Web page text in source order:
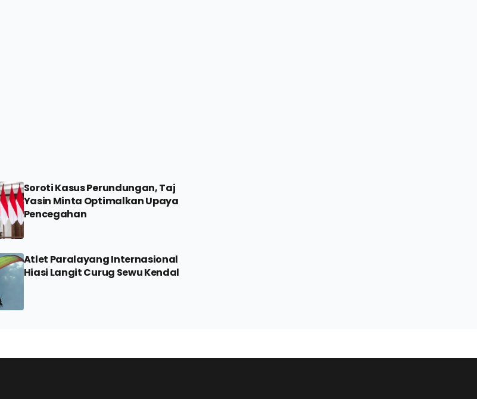
Soroti Kasus Perundungan, Taj
Yasin Minta Optimalkan Upaya
Pencegahan
Atlet Paralayang Internasional
Hiasi Langit Curug Sewu Kendal